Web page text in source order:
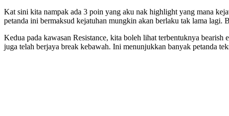
Kat sini kita nampak ada 3 poin yang aku nak highlight yang mana
petanda ini bermaksud kejatuhan mungkin akan berlaku tak lama
Kedua pada kawasan Resistance, kita boleh lihat terbentuknya
juga telah berjaya break kebawah. Ini menunjukkan banyak petanda